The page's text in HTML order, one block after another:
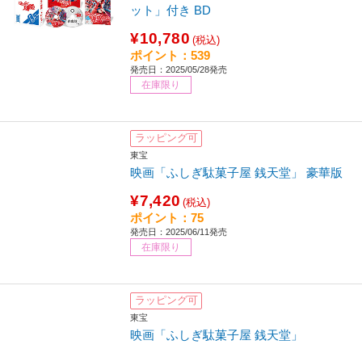
ット」付き BD
¥10,780 (税込)
ポイント：539
発売日：2025/05/28発売
在庫限り
ラッピング可
東宝
映画「ふしぎ駄菓子屋 銭天堂」 豪華版
¥7,420 (税込)
ポイント：75
発売日：2025/06/11発売
在庫限り
ラッピング可
東宝
映画「ふしぎ駄菓子屋 銭天堂」